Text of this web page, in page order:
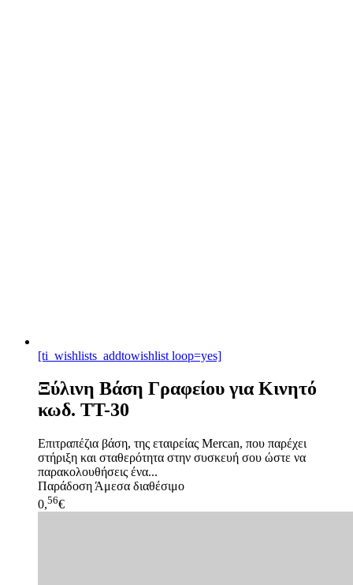
[ti_wishlists_addtowishlist loop=yes]
Ξύλινη Βάση Γραφείου για Κινητό
κωδ. TT-30
Επιτραπέζια βάση, της εταιρείας Mercan, που παρέχει
στήριξη και σταθερότητα στην συσκευή σου ώστε να
παρακολουθήσεις ένα...
Παράδοση Άμεσα διαθέσιμο
0,56€